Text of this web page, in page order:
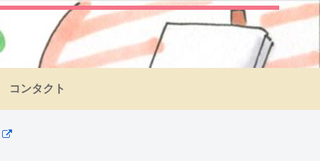
コンタクト